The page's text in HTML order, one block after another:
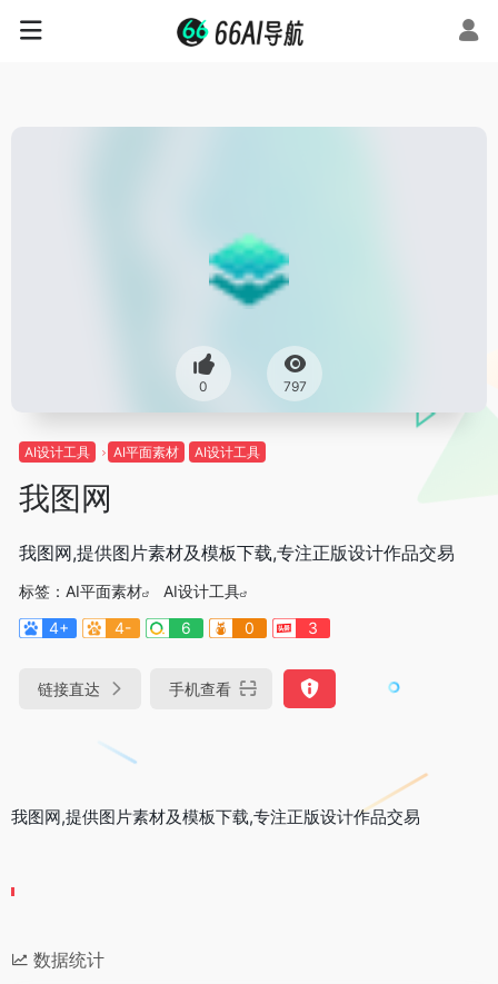
0 797
AI设计工具 AI平面素材 AI设计工具
我图网
我图网,提供图片素材及模板下载,专注正版设计作品交易
标签： AI平面素材
AI设计工具
4+
4- 6 0 3
链接直达 手机查看
我图网,提供图片素材及模板下载,专注正版设计作品交易
数据统计